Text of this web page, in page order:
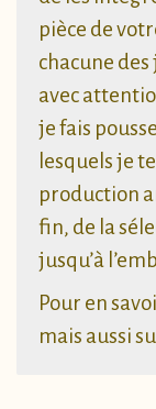
pièce de
chacune
avec
je fais
lesquels je
production
fin, de la
jusqu’à
Pour en
mais aussi